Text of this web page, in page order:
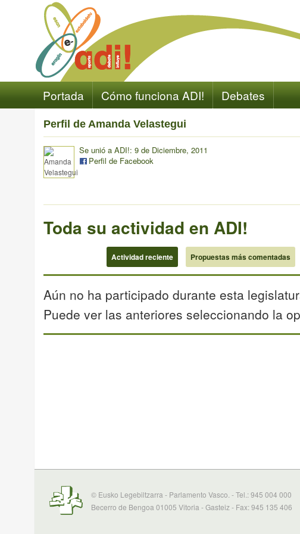
Portada Cómo funciona ADI! Debates
Perfil de Amanda Velastegui
Se unió a ADI!: 9 de Diciembre, 2011
Perfil de Facebook
Toda su actividad en ADI!
Actividad reciente Propuestas más comentadas
Aún no ha participado durante esta
Puede ver las anteriores seleccionando la
© Eusko Legebiltzarra - Parlamento Vasco. - Tel.: 945 004 000
Becerro de Bengoa 01005 Vitoria - Gasteiz - Fax: 945 135 406